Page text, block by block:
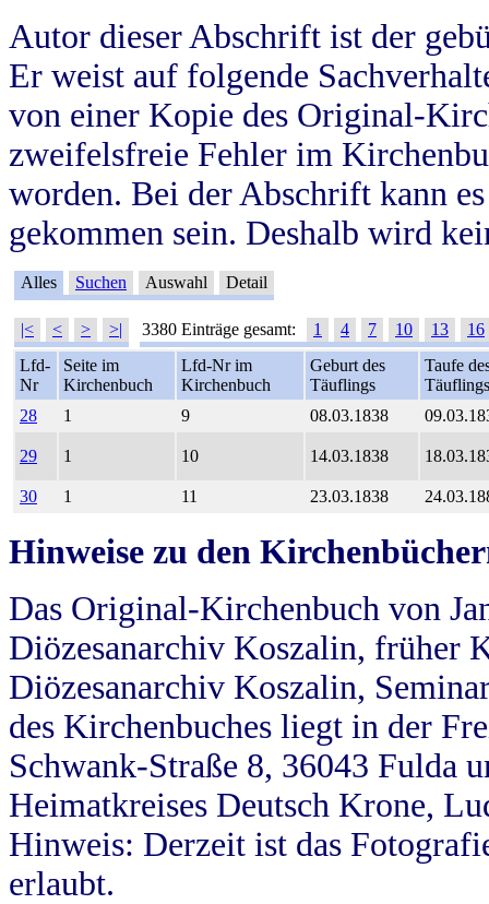
Autor dieser Abschrift ist der
Er weist auf folgende
von einer Kopie des Original-
zweifelsfreie Fehler im
worden. Bei der Abschrift kann
gekommen sein. Deshalb wird
Alles Suchen Auswahl Detail
|< < > >| 3380 Einträge gesamt: 1 4 7 10 13
16
Lfd-
Nr
Seite im
Kirchenbuch
Lfd-Nr im
Kirchenbuch
Geburt des
Täuflings
Taufe
Täuflings
28
1 9 08.03.1838
29 1 10 14.03.1838
30 1 11 23.03.1838
Hinweise zu den
Das Original-Kirchenbuch von
Diözesanarchiv Koszalin, früher
Diözesanarchiv Koszalin,
des Kirchenbuches liegt in der
Schwank-Straße 8, 36043 Fulda
Heimatkreises Deutsch Krone,
Hinweis: Derzeit ist das
erlaubt.